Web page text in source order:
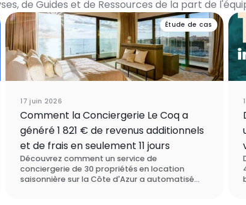
de Guides et de Ressources de la part de
Étude de cas
17 juin 2026
Comment la Conciergerie Le Coq a
généré 1 821 € de revenus additionnels
et de frais en seulement 11 jours
Découvrez comment un service de
conciergerie de 30 propriétés en location
saisonnière sur la Côte d'Azur a automatisé